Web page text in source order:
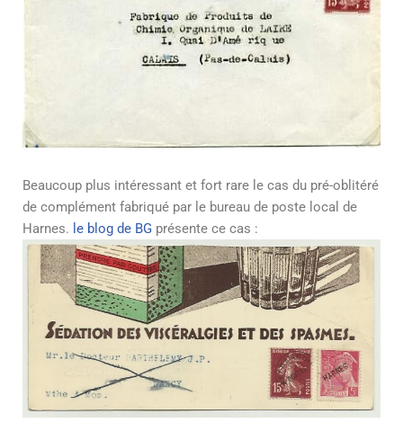
Beaucoup plus intéressant et fort rare le cas du pré-oblitéré
de complément fabriqué par le bureau de poste local de
Harnes. le blog de BG présente ce cas :